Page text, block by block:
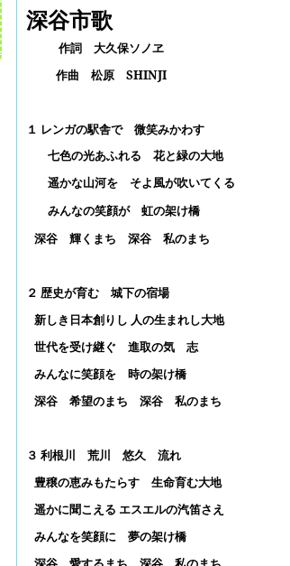
深谷市歌
作詞 大久保ソノヱ
作曲 松原 SHINJI
１ レンガの駅舎で 微笑みかわす
七色の光あふれる 花と緑の大地
遥かな山河を そよ風が吹いてくる
みんなの笑顔が 虹の架け橋
深谷 輝くまち 深谷 私のまち
２ 歴史が育む 城下の宿場
新しき日本創りし 人の生まれし大地
世代を受け継ぐ 進取の気 志
みんなに笑顔を 時の架け橋
深谷 希望のまち 深谷 私のまち
３ 利根川 荒川 悠久 流れ
豊穣の恵みもたらす 生命育む大地
遥かに聞こえる エスエルの汽笛さえ
みんなを笑顔に 夢の架け橋